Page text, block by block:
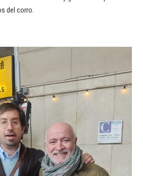
del corro.